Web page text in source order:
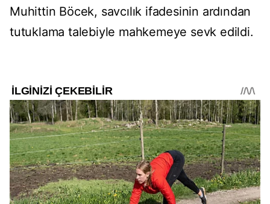
Muhittin Böcek, savcılık ifadesinin ardından
tutuklama talebiyle mahkemeye sevk edildi.